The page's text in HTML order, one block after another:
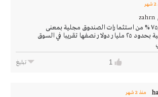
zahrn
حواليى٧٥ % من استثمارات الصندوق مجلية بمعنى
الخارجية بحدود ٢٥ مليار دولار نصفها تقريبا في السوق
1 تبليغ
منذ 2 شهر